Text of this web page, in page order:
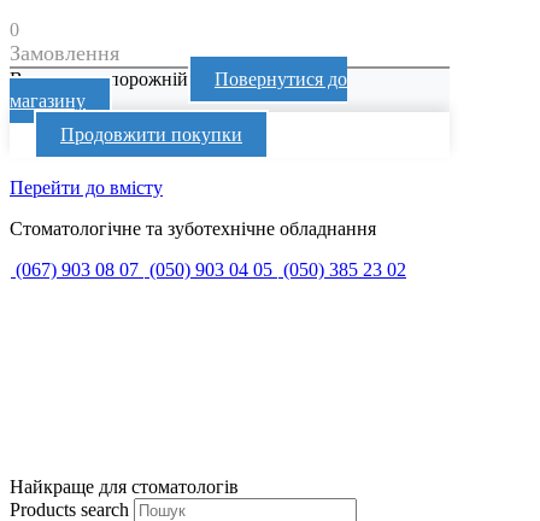
0
Замовлення
Ваш кошик порожній
Повернутися до
магазину
Продовжити покупки
Перейти до вмісту
Стоматологічне та зуботехнічне обладнання
(067) 903 08 07 (050) 903 04 05 (050) 385 23 02
Найкраще для стоматологів
Products search